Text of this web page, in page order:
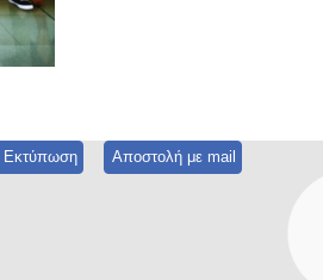
Εκτύπωση Αποστολή με mail